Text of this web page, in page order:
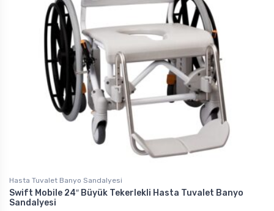
Hasta Tuvalet Banyo Sandalyesi
Swift Mobile 24″ Büyük Tekerlekli Hasta Tuvalet Banyo
Sandalyesi